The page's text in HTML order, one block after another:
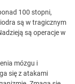
100 stopni,
są w tragicznym
są operacje w
mózgu i
się z atakami